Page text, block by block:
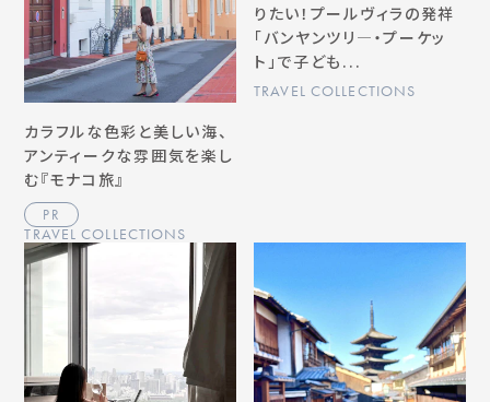
カラフルな色彩と美しい海、
アンティークな雰囲気を楽し
む『モナコ旅』
PR
TRAVEL COLLECTIONS
りたい！プールヴィラの発祥
「バンヤンツリ―・プーケッ
ト」で子ども...
TRAVEL COLLECTIONS